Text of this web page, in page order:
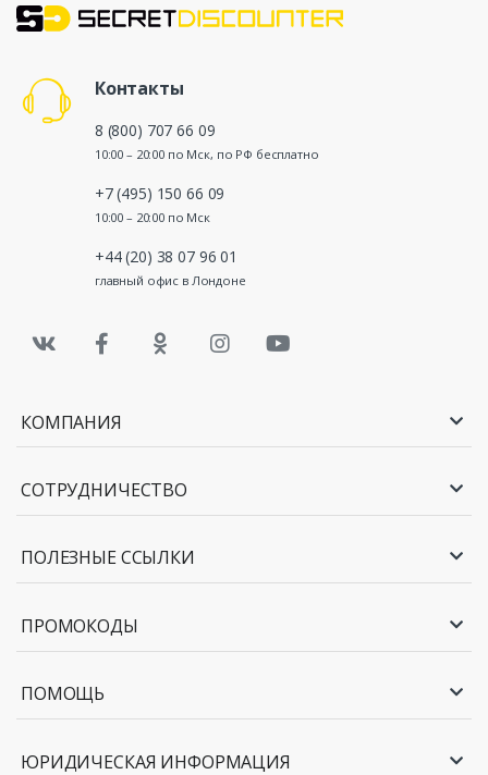
Контакты
8 (800) 707 66 09
10:00 – 20:00 по Мск, по РФ бесплатно
+7 (495) 150 66 09
10:00 – 20:00 по Мск
+44 (20) 38 07 96 01
главный офис в Лондоне
КОМПАНИЯ
СОТРУДНИЧЕСТВО
ПОЛЕЗНЫЕ ССЫЛКИ
ПРОМОКОДЫ
ПОМОЩЬ
ЮРИДИЧЕСКАЯ ИНФОРМАЦИЯ